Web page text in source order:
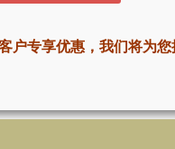
户专享优惠，我们将为